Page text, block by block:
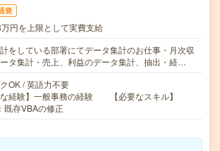
費
円を上限として実費支給
をしている部署にてデータ集計のお仕事・月次収
タ集計・売上、利益のデータ集計、抽出・経…
OK / 英語力不要
な経験】一般事務の経験 【必要なスキル】
既存VBAの修正